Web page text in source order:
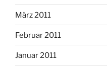
März 2011
Februar 2011
Januar 2011